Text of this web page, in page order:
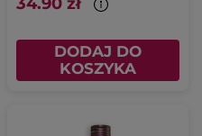
DODAJ DO
KOSZYKA